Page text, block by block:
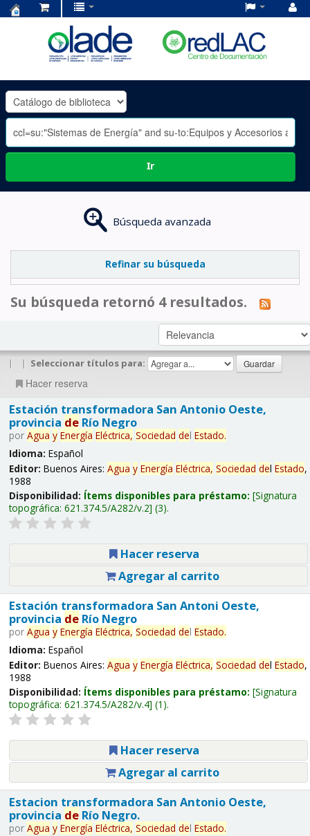
OLADE
-
Ir
Búsqueda avanzada
Refinar su búsqueda
Su búsqueda retornó 4 resultados.
| | Seleccionar títulos para:
Hacer reserva
Estación transformadora San Antonio Oeste,
provincia deRío Negro
por Agua y Energía Eléctrica, Sociedad del Estado.
Idioma: Español
Editor: Buenos Aires: Agua y Energía Eléctrica, Sociedad del Estado,
1988
Disponibilidad: Ítems disponibles para préstamo: Signatura
topográfica: 621.374.5/A282/v.2 (3).
Hacer reserva
Agregar al carrito
Estación transformadora San Antoni Oeste,
provincia deRío Negro
por Agua y Energía Eléctrica, Sociedad del Estado.
Idioma: Español
Editor: Buenos Aires: Agua y Energía Eléctrica, Sociedad del Estado,
1988
Disponibilidad: Ítems disponibles para préstamo: Signatura
topográfica: 621.374.5/A282/v.4 (1).
Hacer reserva
Agregar al carrito
Estacion transformadora San Antonio Oeste,
provincia deRío Negro.
por Agua y Energía Eléctrica, Sociedad del Estado.